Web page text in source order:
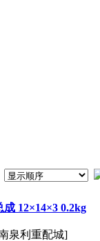
12×14×3 0.2kg
泉利重配城]